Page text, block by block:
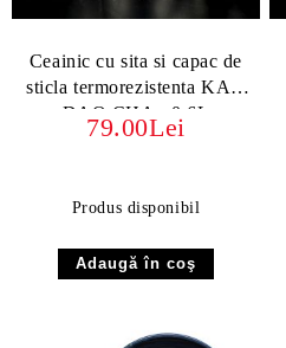
Ceainic cu sita si capac de
sticla termorezistenta KAN
DAO CHA - 0.6L
79.00Lei
Produs disponibil